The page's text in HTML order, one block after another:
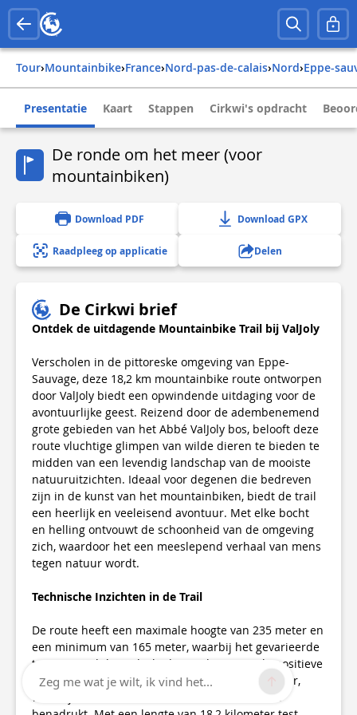
Tour› Mountainbike› france› nord-pas-de-calais› nord› eppe-
Presentatie Kaart Stappen Cirkwi's opdracht
De ronde om het meer (voor
mountainbiken)
Download PDF Download GPX
Raadpleeg op applicatie Delen
De Cirkwi brief
Ontdek de uitdagende Mountainbike Trail bij ValJoly
Verscholen in de pittoreske omgeving van Eppe-
Sauvage, deze 18,2 km mountainbike route ontworpen
door ValJoly biedt een opwindende uitdaging voor de
avontuurlijke geest. Reizend door de adembenemend
grote gebieden van het Abbé ValJoly bos, belooft deze
route vluchtige glimpen van wilde dieren te bieden te
midden van een levendig landschap van de mooiste
natuuruitzichten. Ideaal voor degenen die bedreven
zijn in de kunst van het mountainbiken, biedt de trail
een heerlijk en veeleisend avontuur. Met elke bocht
en helling ontvouwt de schoonheid van de omgeving
zich, waardoor het een meeslepend verhaal van mens
tegen natuur wordt.
Technische Inzichten in de Trail
De route heeft een maximale hoogte van 235 meter en
een minimum van 165 meter, waarbij het gevarieerde
terrein wordt benadrukt dat wacht. De totale positieve
hoogteverandering varieert tussen 250-253 meter,
waarbij de veeleisende aard van de trail wordt
Zeg me wat je wilt, ik vind het...